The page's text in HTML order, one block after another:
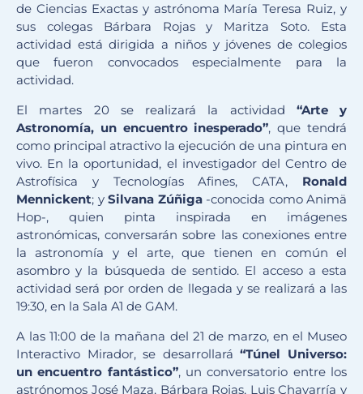
de Ciencias Exactas y astrónoma María Teresa Ruiz, y
sus colegas Bárbara Rojas y Maritza Soto. Esta
actividad está dirigida a niños y jóvenes de colegios
que fueron convocados especialmente para la
actividad.
El martes 20 se realizará la actividad “Arte y
Astronomía, un encuentro inesperado”, que tendrá
como principal atractivo la ejecución de una pintura en
vivo. En la oportunidad, el investigador del Centro de
Astrofísica y Tecnologías Afines, CATA, Ronald
Mennickent; y Silvana Zúñiga-conocida como Animä
Hop-, quien pinta inspirada en imágenes
astronómicas, conversarán sobre las conexiones entre
la astronomía y el arte, que tienen en común el
asombro y la búsqueda de sentido. El acceso a esta
actividad será por orden de llegada y se realizará a las
19:30, en la Sala A1 de GAM.
A las 11:00 de la mañana del 21 de marzo, en el Museo
Interactivo Mirador, se desarrollará“Túnel Universo:
un encuentro fantástico”, un conversatorio entre los
astrónomos José Maza, Bárbara Rojas, Luis Chavarría y